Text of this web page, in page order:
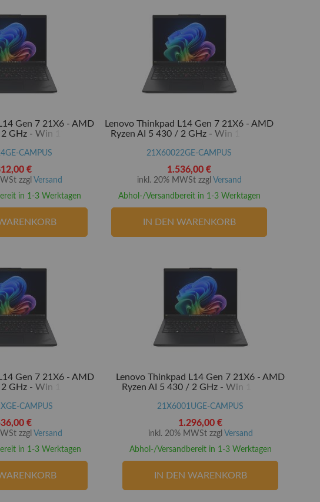
Gen 7 21X6 - AMD
GHz - Win 11 Pro -
2, NVMe - 35.6 cm
(14")
CAMPUS
€
zzgl Versand
in 1-3 Werktagen
Lenovo Thinkpad L14 Gen 7 21X6 - AMD
Ryzen AI 5 430 / 2 GHz - Win 11 Pro -
TCG Opal Encryption 2, NVMe - 35.6 cm
(14")
21X60022GE-CAMPUS
1.536,00 €
inkl. 20% MWSt zzgl Versand
Abhol-/Versandbereit in 1-3 Werktagen
IN DEN WARENKORB
Gen 7 21X6 - AMD
GHz - Win 11 Pro -
2, NVMe -
cm (14")
CAMPUS
€
zzgl Versand
in 1-3 Werktagen
Lenovo Thinkpad L14 Gen 7 21X6 - AMD
Ryzen AI 5 430 / 2 GHz - Win 11 Pro -
SSD TCG Opal Encryption 2, NVMe -
35.6 cm (14")
21X6001UGE-CAMPUS
1.296,00 €
inkl. 20% MWSt zzgl Versand
Abhol-/Versandbereit in 1-3 Werktagen
IN DEN WARENKORB